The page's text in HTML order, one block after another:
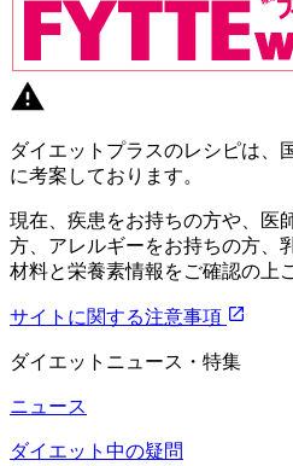
ダイエットプラスのレシピは、
に考案しております。
現在、疾患をお持ちの方や、医
方、アレルギーをお持ちの方、
材料と栄養素情報をご確認の上
サイトに関する注意事項
ダイエットニュース・特集
ニュース
ダイエット中の疑問